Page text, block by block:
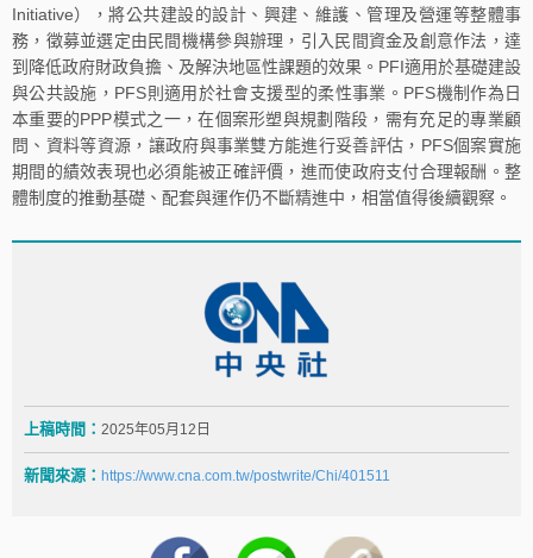
Initiative），將公共建設的設計、興建、維護、管理及營運等整體事
務，徵募並選定由民間機構參與辦理，引入民間資金及創意作法，達
到降低政府財政負擔、及解決地區性課題的效果。PFI適用於基礎建設
與公共設施，PFS則適用於社會支援型的柔性事業。PFS機制作為日
本重要的PPP模式之一，在個案形塑與規劃階段，需有充足的專業顧
問、資料等資源，讓政府與事業雙方能進行妥善評估，PFS個案實施
期間的績效表現也必須能被正確評價，進而使政府支付合理報酬。整
體制度的推動基礎、配套與運作仍不斷精進中，相當值得後續觀察。
上稿時間： 2025年05月12日
新聞來源： https://www.cna.com.tw/postwrite/Chi/401511